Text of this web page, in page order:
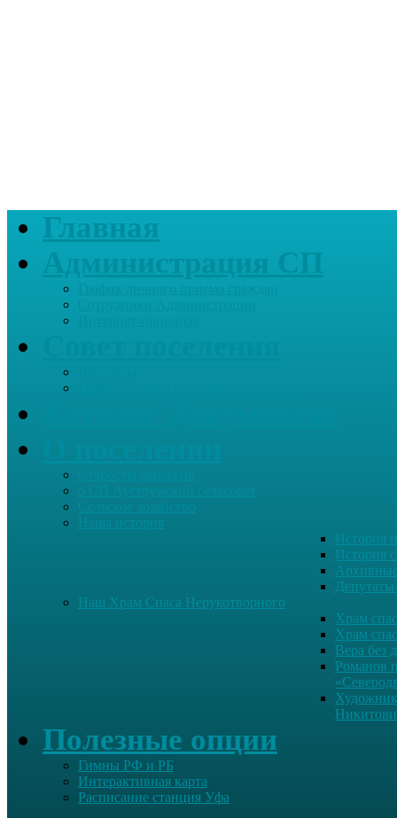
Главная
Наша история
История
История
Наш Храм Спаса Нерукотворного
Храм
Храм
Вера без
Романов
Полезные опции
Гимны РФ и РБ
Интерактивная карта
Расписание станция Уфа